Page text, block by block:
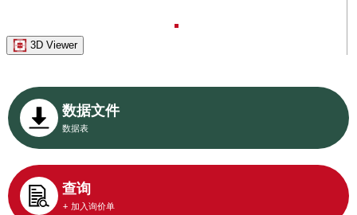
3D Viewer
数据文件
数据表
查询
+ 加入询价单